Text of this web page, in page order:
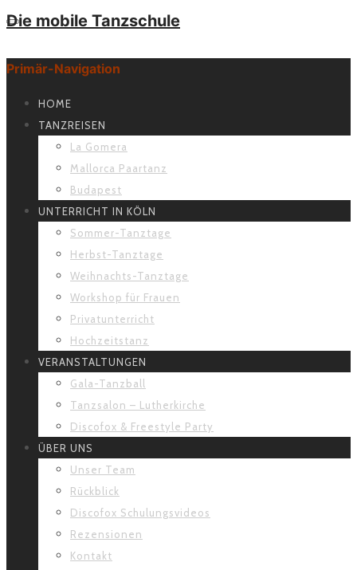
Die mobile Tanzschule
Primär-Navigation
HOME
TANZREISEN
La Gomera
Mallorca Paartanz
Budapest
UNTERRICHT IN KÖLN
Sommer-Tanztage
Herbst-Tanztage
Weihnachts-Tanztage
Workshop für Frauen
Privatunterricht
Hochzeitstanz
VERANSTALTUNGEN
Gala-Tanzball
Tanzsalon – Lutherkirche
Discofox & Freestyle Party
ÜBER UNS
Unser Team
Rückblick
Discofox Schulungsvideos
Rezensionen
Kontakt